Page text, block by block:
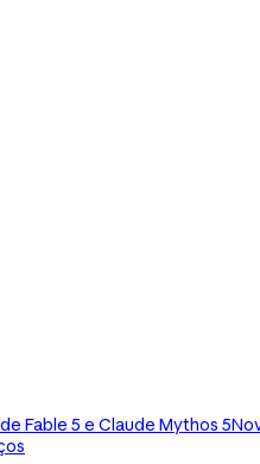
Fable 5 e Claude Mythos 5